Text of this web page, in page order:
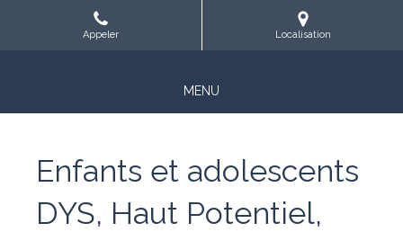
Appeler Localisation
MENU
Enfants et adolescents
DYS, Haut Potentiel,